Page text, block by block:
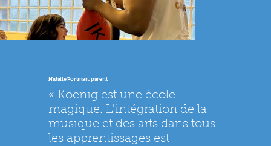
Natalie Portman, parent
« Koenig est une école
magique. L'intégration de la
musique et des arts dans tous
les apprentissages est